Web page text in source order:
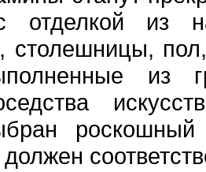
отделкой из
столешницы,
из
роскошный